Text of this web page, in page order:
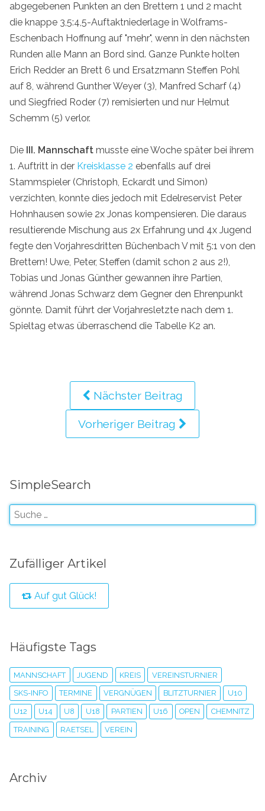
abgegebenen Punkten an den Brettern 1 und 2 macht
die knappe 3,5:4,5-Auftaktniederlage in Wolframs-
Eschenbach Hoffnung auf "mehr", wenn in den nächsten
Runden alle Mann an Bord sind. Ganze Punkte holten
Erich Redder an Brett 6 und Ersatzmann Steffen Pohl
auf 8, während Gunther Weyer (3), Manfred Scharf (4)
und Siegfried Roder (7) remisierten und nur Helmut
Schemm (5) verlor.
Die III. Mannschaft musste eine Woche später bei ihrem
1. Auftritt in der Kreisklasse 2 ebenfalls auf drei
Stammspieler (Christoph, Eckardt und Simon)
verzichten, konnte dies jedoch mit Edelreservist Peter
Hohnhausen sowie 2x Jonas kompensieren. Die daraus
resultierende Mischung aus 2x Erfahrung und 4x Jugend
fegte den Vorjahresdritten Büchenbach V mit 5:1 von den
Brettern! Uwe, Peter, Steffen (damit schon 2 aus 2!),
Tobias und Jonas Günther gewannen ihre Partien,
während Jonas Schwarz dem Gegner den Ehrenpunkt
gönnte. Damit führt der Vorjahresletzte nach dem 1.
Spieltag etwas überraschend die Tabelle K2 an.
Nächster Beitrag
Vorheriger Beitrag
SimpleSearch
Zufälliger Artikel
Auf gut Glück!
Häufigste Tags
MANNSCHAFT JUGEND KREIS VEREINSTURNIER
SKS-INFO TERMINE VERGNÜGEN BLITZTURNIER U10
U12 U14 U8 U18 PARTIEN U16 OPEN CHEMNITZ
TRAINING RAETSEL VEREIN
Archiv